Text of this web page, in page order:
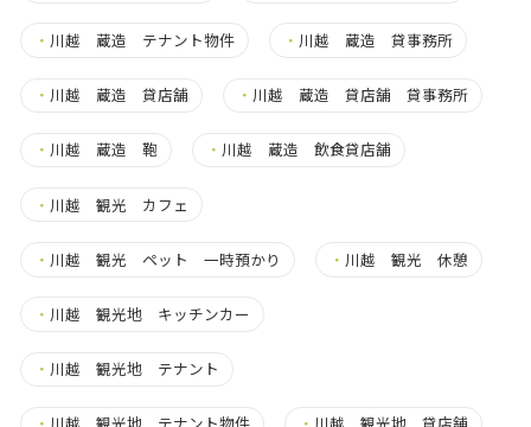
・ 川越 蔵造 テナント物件 ・ 川越 蔵造 貸事務所
・ 川越 蔵造 貸店舗 ・ 川越 蔵造 貸店舗 貸事務所
・ 川越 蔵造 鞄 ・ 川越 蔵造 飲食貸店舗
・ 川越 観光 カフェ
・ 川越 観光 ペット 一時預かり ・ 川越 観光 休憩
・ 川越 観光地 キッチンカー
・ 川越 観光地 テナント